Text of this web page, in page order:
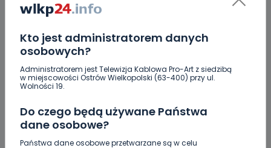
Kto jest administratorem danych
osobowych?
Administratorem jest Telewizja Kablowa Pro-Art z siedzibą
w miejscowości Ostrów Wielkopolski (63-400) przy ul.
Wolności 19.
Do czego będą używane Państwa
dane osobowe?
Państwa dane osobowe przetwarzane są w celu